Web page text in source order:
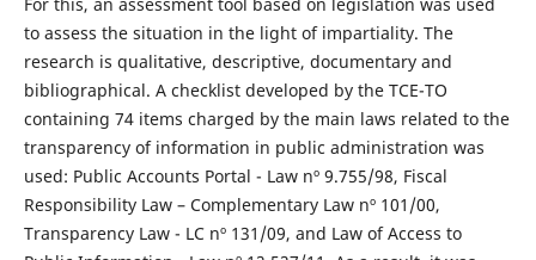
For this, an assessment tool based on legislation was used
to assess the situation in the light of impartiality. The
research is qualitative, descriptive, documentary and
bibliographical. A checklist developed by the TCE-TO
containing 74 items charged by the main laws related to the
transparency of information in public administration was
used: Public Accounts Portal - Law nº 9.755/98, Fiscal
Responsibility Law – Complementary Law nº 101/00,
Transparency Law - LC nº 131/09, and Law of Access to